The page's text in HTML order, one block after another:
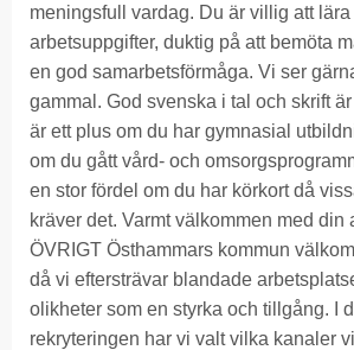
meningsfull vardag. Du är villig att
arbetsuppgifter, duktig på att bemöta
en god samarbetsförmåga. Vi ser
gammal. God svenska i tal och skrift
är ett plus om du har gymnasial
om du gått vård- och
en stor fördel om du har körkort då
kräver det. Varmt välkommen med din
ÖVRIGT Östhammars kommun
då vi eftersträvar blandade
olikheter som en styrka och tillgång. I
rekryteringen har vi valt vilka kanaler